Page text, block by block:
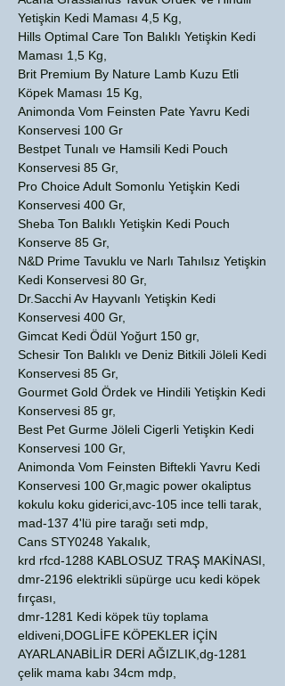
Yetişkin Kedi Maması 4,5 Kg,
Hills Optimal Care Ton Balıklı Yetişkin Kedi
Maması 1,5 Kg,
Brit Premium By Nature Lamb Kuzu Etli
Köpek Maması 15 Kg,
Animonda Vom Feinsten Pate Yavru Kedi
Konservesi 100 Gr
Bestpet Tunalı ve Hamsili Kedi Pouch
Konservesi 85 Gr,
Pro Choice Adult Somonlu Yetişkin Kedi
Konservesi 400 Gr,
Sheba Ton Balıklı Yetişkin Kedi Pouch
Konserve 85 Gr,
N&D Prime Tavuklu ve Narlı Tahılsız Yetişkin
Kedi Konservesi 80 Gr,
Dr.Sacchi Av Hayvanlı Yetişkin Kedi
Konservesi 400 Gr,
Gimcat Kedi Ödül Yoğurt 150 gr,
Schesir Ton Balıklı ve Deniz Bitkili Jöleli Kedi
Konservesi 85 Gr,
Gourmet Gold Ördek ve Hindili Yetişkin Kedi
Konservesi 85 gr,
Best Pet Gurme Jöleli Cigerli Yetişkin Kedi
Konservesi 100 Gr,
Animonda Vom Feinsten Biftekli Yavru Kedi
Konservesi 100 Gr,magic power okaliptus
kokulu koku giderici,avc-105 ince telli tarak,
mad-137 4'lü pire tarağı seti mdp,
Cans STY0248 Yakalık,
krd rfcd-1288 KABLOSUZ TRAŞ MAKİNASI,
dmr-2196 elektrikli süpürge ucu kedi köpek
fırçası,
dmr-1281 Kedi köpek tüy toplama
eldiveni,DOGLİFE KÖPEKLER İÇİN
AYARLANABİLİR DERİ AĞIZLIK,dg-1281
çelik mama kabı 34cm mdp,